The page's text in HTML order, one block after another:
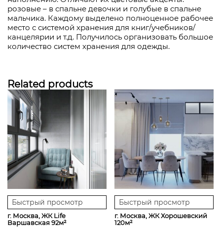
розовые – в спальне девочки и голубые в спальне
мальчика. Каждому выделено полноценное рабочее
место с системой хранения для книг/учебников/
канцелярии и т.д. Получилось организовать большое
количество систем хранения для одежды.
Related products
Быстрый просмотр
г. Москва, ЖК Life
Варшавская 92м²
Быстрый просмотр
г. Москва, ЖК Хорошевский
120м²